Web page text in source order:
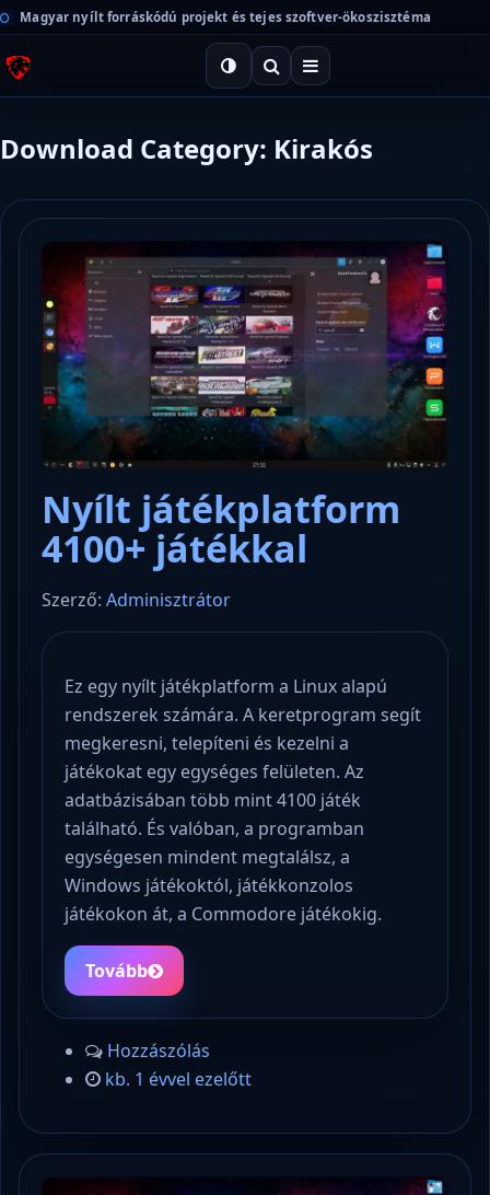
Magyar nyílt forráskódú projekt és tejes szoftver-ökoszisztéma
Download Category: Kirakós
Nyílt játékplatform
4100+ játékkal
Szerző: Adminisztrátor
Ez egy nyílt játékplatform a Linux alapú
rendszerek számára. A keretprogram segít
megkeresni, telepíteni és kezelni a
játékokat egy egységes felületen. Az
adatbázisában több mint 4100 játék
található. És valóban, a programban
egységesen mindent megtalálsz, a
Windows játékoktól, játékkonzolos
játékokon át, a Commodore játékokig.
Tovább
Hozzászólás
kb. 1 évvel ezelőtt